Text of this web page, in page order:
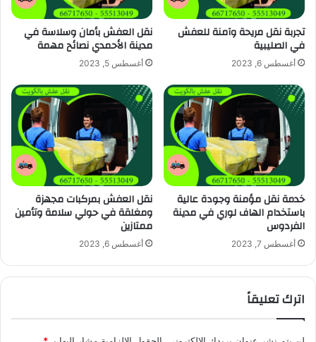
تجربة نقل مريحة وآمنة للعفش
في الصليبية
أغسطس 6, 2023
نقل العفش بأمان وسلاسة في
مدينة الأحمدي نصائح مهمة
أغسطس 5, 2023
خدمة نقل مؤمنة وجودة عالية
باستخدام الهاف لوري في مدينة
الفردوس
أغسطس 7, 2023
نقل العفش بمركبات مجهزة
ومغلقة في حولي سلامة وتأمين
ممتازين
أغسطس 6, 2023
اترك تعليقاً